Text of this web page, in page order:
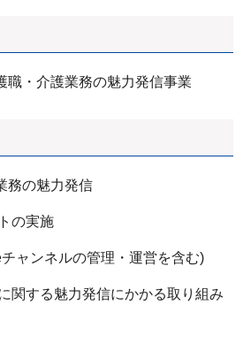
職・介護業務の魅力発信事業
務の魅力発信
の実施
ャンネルの管理・運営を含む)
関する魅力発信にかかる取り組み